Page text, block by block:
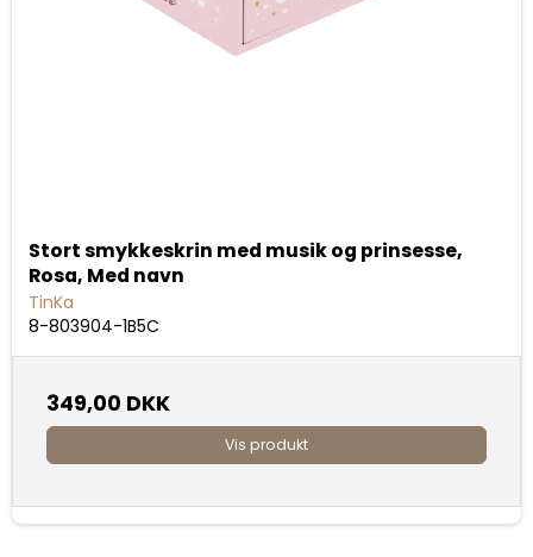
Stort smykkeskrin med musik og prinsesse,
Rosa, Med navn
TinKa
8-803904-1B5C
349,00 DKK
Vis produkt